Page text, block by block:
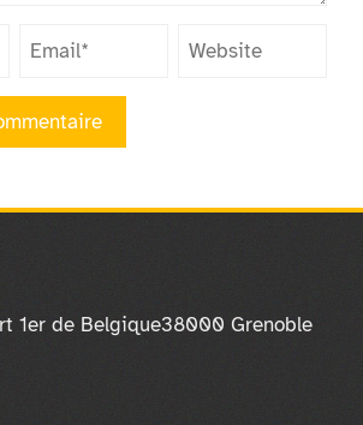
1er de Belgique38000 Grenoble